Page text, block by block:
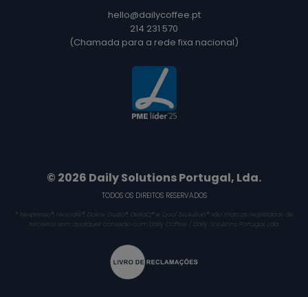
hello@dailycoffee.pt
214 231 570
(Chamada para a rede fixa nacional)
© 2026 Daily Solutions Portugal, Lda.
TODOS OS DIREITOS RESERVADOS
* Nespresso®, Nescafé®, Dolce Gusto®, DeltaQ® e Qool Evolution® são marcas registradas de
terceiros sem qualquer conexão com Daily Coffee / Daily Solutions Portugal, Lda.